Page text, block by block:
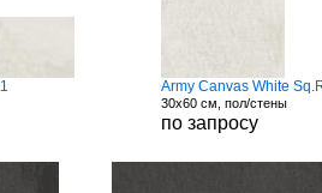
Army Canvas White
30x60 см, пол/стены
по запросу